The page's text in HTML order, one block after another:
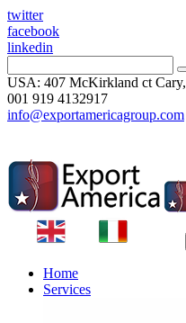
twitter
facebook
linkedin
USA: 407 McKirkland ct
001 919 4132917
info@exportamericagroup.com
Home
Services